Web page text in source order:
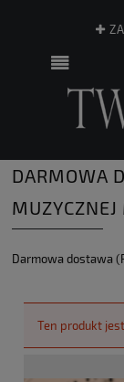
DARMOWA
MUZYCZNEJ
Darmowa dostawa
Ten produkt